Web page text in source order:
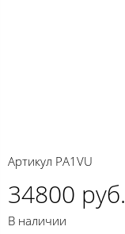
Артикул PA1VU
34800 руб.
В наличии